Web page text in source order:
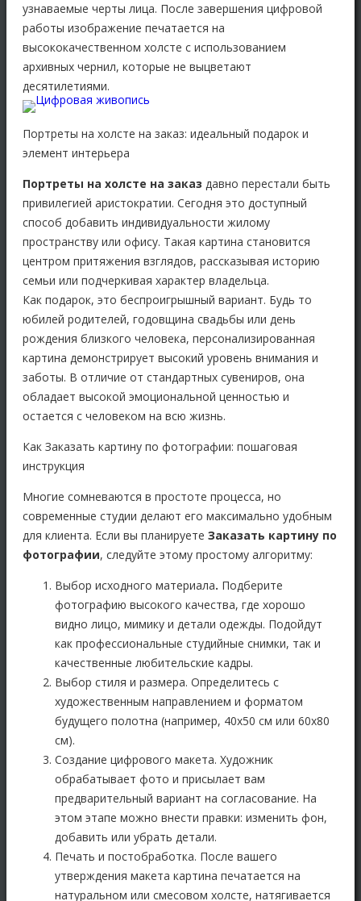
узнаваемые черты лица. После завершения цифровой
работы изображение печатается на
высококачественном холсте с использованием
архивных чернил, которые не выцветают
десятилетиями.
Портреты на холсте на заказ: идеальный подарок и
элемент интерьера
Портреты на холсте на заказ давно перестали быть
привилегией аристократии. Сегодня это доступный
способ добавить индивидуальности жилому
пространству или офису. Такая картина становится
центром притяжения взглядов, рассказывая историю
семьи или подчеркивая характер владельца.
Как подарок, это беспроигрышный вариант. Будь то
юбилей родителей, годовщина свадьбы или день
рождения близкого человека, персонализированная
картина демонстрирует высокий уровень внимания и
заботы. В отличие от стандартных сувениров, она
обладает высокой эмоциональной ценностью и
остается с человеком на всю жизнь.
Как Заказать картину по фотографии: пошаговая
инструкция
Многие сомневаются в простоте процесса, но
современные студии делают его максимально удобным
для клиента. Если вы планируете Заказать картину по
фотографии, следуйте этому простому алгоритму:
Выбор исходного материала. Подберите
фотографию высокого качества, где хорошо
видно лицо, мимику и детали одежды. Подойдут
как профессиональные студийные снимки, так и
качественные любительские кадры.
Выбор стиля и размера. Определитесь с
художественным направлением и форматом
будущего полотна (например, 40х50 см или 60х80
см).
Создание цифрового макета. Художник
обрабатывает фото и присылает вам
предварительный вариант на согласование. На
этом этапе можно внести правки: изменить фон,
добавить или убрать детали.
Печать и постобработка. После вашего
утверждения макета картина печатается на
натуральном или смесовом холсте, натягивается